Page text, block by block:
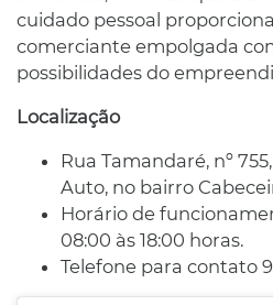
cuidado pessoal
comerciante empolgada
possibilidades do
Localização
Rua Tamandaré, nº
Auto, no bairro
Horário de
08:00 às 18:00 horas.
Telefone para contato